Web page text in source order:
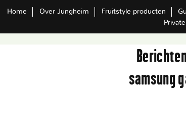
Home Over Jungheim Fruitstyle producten
samsung